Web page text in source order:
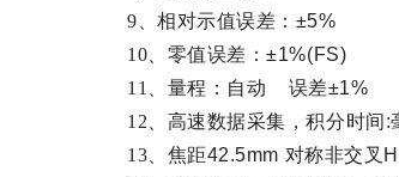
9、相对示值误差： ±5%
10、零值误差：±1%(FS)
11、量程：自动
误差±1%
12、高速数据采集，积分时间 :
13、焦距42.5mm 对称非交叉